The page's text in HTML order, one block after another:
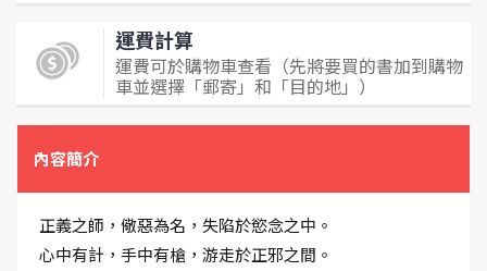
運費計算
運費可於購物車查看（先將要買的書加到購物
車並選擇「郵寄」和「目的地」）
內容簡介
正義之師，儆惡為名，失陷於慾念之中。
心中有計，手中有槍，游走於正邪之間。